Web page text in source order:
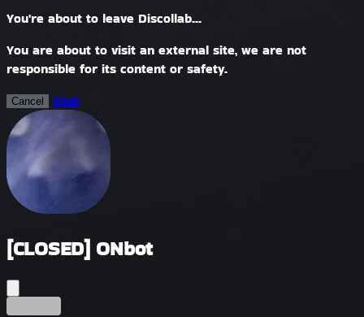
You're about to leave Discollab...
You are about to visit an external site, we are not
responsible for its content or safety.
Cancel Visit
[CLOSED] ONbot